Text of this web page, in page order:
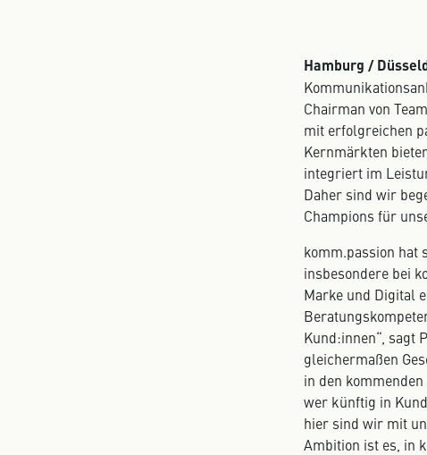
Hamburg /
Chairman von
mit erfolgreichen
Kernmärkten
integriert im
Daher sind wir
Champions für
komm.passion hat
insbesondere bei
Marke und Digital
Kund:innen“, sagt
gleichermaßen
in den
wer künftig in
hier sind wir mit
Ambition ist es, in